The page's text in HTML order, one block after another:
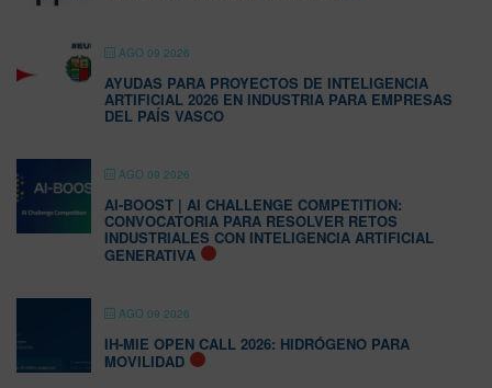
AGO 09 2026
AYUDAS PARA PROYECTOS DE INTELIGENCIA
ARTIFICIAL 2026 EN INDUSTRIA PARA EMPRESAS
DEL PAÍS VASCO
AGO 09 2026
AI-BOOST | AI CHALLENGE COMPETITION:
CONVOCATORIA PARA RESOLVER RETOS
INDUSTRIALES CON INTELIGENCIA ARTIFICIAL
GENERATIVA
AGO 09 2026
IH-MIE OPEN CALL 2026: HIDRÓGENO PARA
MOVILIDAD